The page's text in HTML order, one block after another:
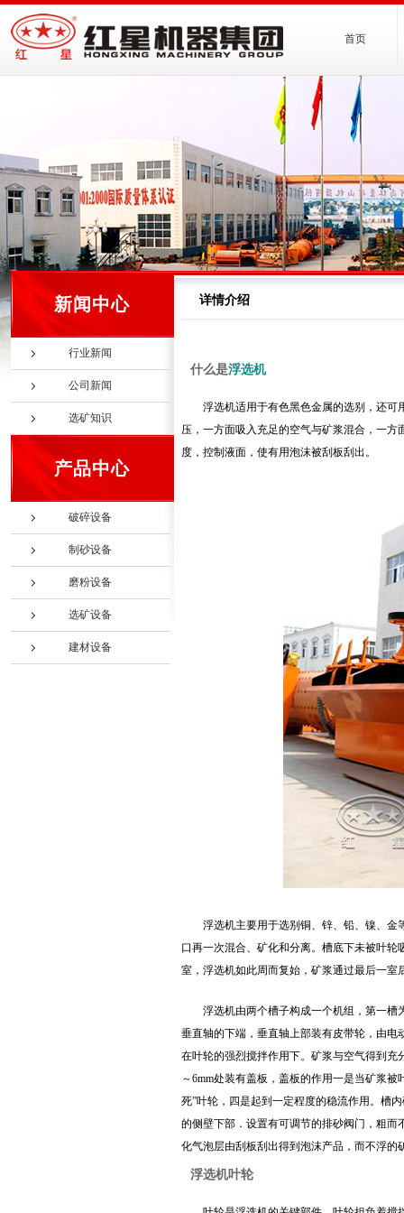
首页
新闻中心
行业新闻
公司新闻
选矿知识
产品中心
破碎设备
制砂设备
磨粉设备
选矿设备
建材设备
详情介绍
什么是浮选机
浮选机适用于有色黑色金属的选别，还
压，一方面吸入充足的空气与矿浆混合，一
度，控制液面，使有用泡沫被刮板刮出。
浮选机主要用于选别铜、锌、铅、镍、
口再一次混合、矿化和分离。槽底下未被叶
室，浮选机如此周而复始，矿浆通过最后一
浮选机由两个槽子构成一个机组，第一
垂直轴的下端，垂直轴上部装有皮带轮，由
在叶轮的强烈搅拌作用下。矿浆与空气得到
～6mm处装有盖板，盖板的作用一是当矿浆
死”叶轮，四是起到一定程度的稳流作用。槽
的侧壁下部．设置有可调节的排砂阀门，粗
化气泡层由刮板刮出得到泡沫产品，而不浮的
浮选机叶轮